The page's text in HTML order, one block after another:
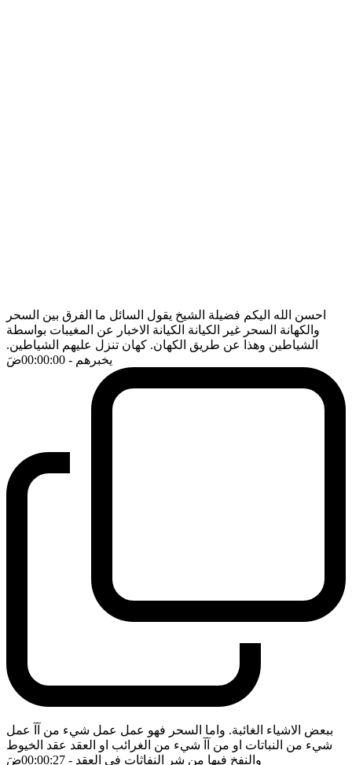
احسن الله اليكم فضيلة الشيخ يقول السائل ما الفرق بين السحر
والكهانة السحر غير الكيانة الكيانة الاخبار عن المغيبات بواسطة
الشياطين وهذا عن طريق الكهان. كهان تنزل عليهم الشياطين.
يخبرهم - 00:00:00 ضَ
ببعض الاشياء الغائبة. واما السحر فهو عمل عمل شيء من آآ عمل
شيء من النباتات او من آآ شيء من الغرائب او العقد عقد الخيوط
والنفخ فيها من شر النفاثات في العقد - 00:00:27 ضَ